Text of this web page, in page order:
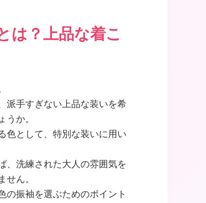
は？上品な着こ
派手すぎない上品な装いを希
うか。
色として、特別な装いに用い
、洗練された大人の雰囲気を
せん。
の振袖を選ぶためのポイント